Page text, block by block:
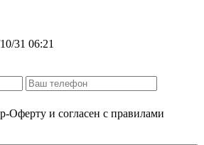
31 06:21
Оферту и согласен с правилами